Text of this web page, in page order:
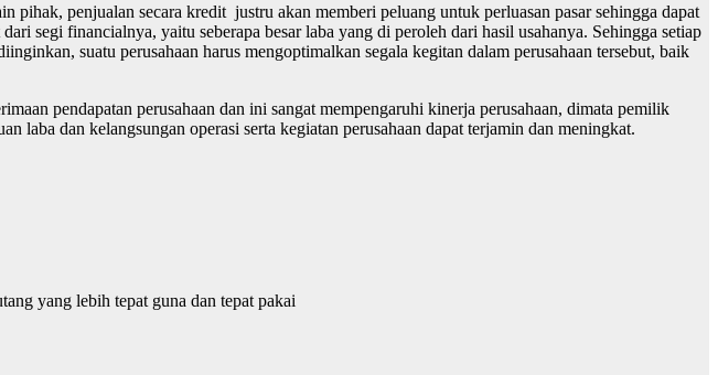
penjualan secara kredit justru akan memberi peluang untuk perluasan pasar sehingga dapat
segi financialnya, yaitu seberapa besar laba yang di peroleh dari hasil usahanya. Sehingga setiap
suatu perusahaan harus mengoptimalkan segala kegitan dalam perusahaan tersebut, baik
pendapatan perusahaan dan ini sangat mempengaruhi kinerja perusahaan, dimata pemilik
laba dan kelangsungan operasi serta kegiatan perusahaan dapat terjamin dan meningkat.
yang lebih tepat guna dan tepat pakai